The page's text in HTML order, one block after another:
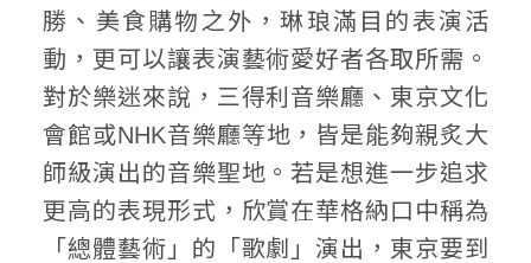
勝、美食購物之外，琳琅滿目的表演活
動，更可以讓表演藝術愛好者各取所需。
對於樂迷來說，三得利音樂廳、東京文化
會館或NHK音樂廳等地，皆是能夠親炙大
師級演出的音樂聖地。若是想進一步追求
更高的表現形式，欣賞在華格納口中稱為
「總體藝術」的「歌劇」演出，東京要到